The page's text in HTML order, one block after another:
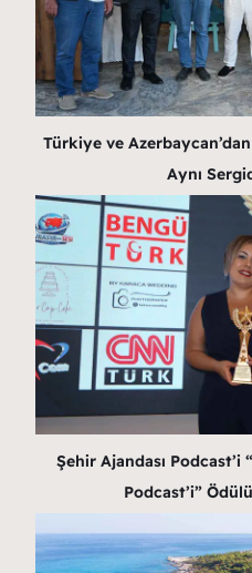
Türkiye ve
Aynı
Şehir Ajandası Podcast’i
Podcast’i”